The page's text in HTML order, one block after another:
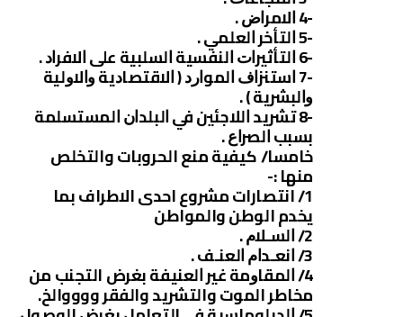
-4 ﺍﻻﻣﺮﺍﺽ .
-5 ﺍﻟﺘﺄﺧﺮ ﺍﻟﻌﻠﻤﻲ .
-6 ﺍﻟﺘﺄﺛﻴﺮﺍﺕ ﺍﻟﻨﻔﺴﻴﺔ ﺍﻟﺴﻠﺒﻴﺔ ﻋﻠﻰ ﺍﻻﻓﺮﺍﺩ .
-7 ﺍﺳﺘﻨﺰﺍﻑ ﺍﻟﻤﻮﺍﺭﺩ ‏( ﺍﻻﻗﺘﺼﺎﺩﻳﺔ ﻭﺍﻻﻭﻟﻴﺔ
ﻭﺍﻟﺒﺸﺮﻳﺔ ‏) .
-8 ﺗﺸﺮﻳﺪ ﺍﻟﻼﺟﺌﻴﻦ ﻓﻲ ﺍﻟﺒﻠﺪﺍﻥ ﺍﻟﻤﺴﺘﺴﻠﻤﺔ
ﺑﺴﺒﺐ ﺍﻟﺼﺮﺍﻉ .
خامسا/ كيفية ﻣﻨﻊ الحروبات والتخلص
منها :-
1/ انتصارات مشروع احدى الاطراف بما
يخدم الوطن والمواطن
2/ ﺍﻟﺴـﻼﻡ .
3/ ﺍﻧﻌـﺪﺍﻡ ﺍﻟﻌﻨـﻒ .
4/ ﺍﻟﻤﻘﺎﻭﻣﺔ ﻏﻴﺮ ﺍﻟﻌﻨﻴﻔﺔ بغرض التجنب من
مخاطر الموت والتشريد والفقر ووووالخ.